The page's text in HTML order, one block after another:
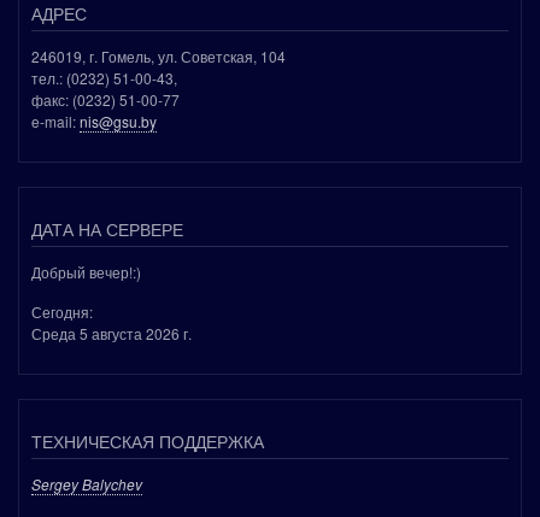
АДРЕС
246019, г. Гомель, ул. Советская, 104
тел.: (0232) 51-00-43,
факс: (0232) 51-00-77
e-mail:nis@gsu.by
ДАТА НА СЕРВЕРЕ
Добрый вечер!:)
Сегодня:
Среда 5 августа 2026 г.
ТЕХНИЧЕСКАЯ ПОДДЕРЖКА
Sergey Balychev